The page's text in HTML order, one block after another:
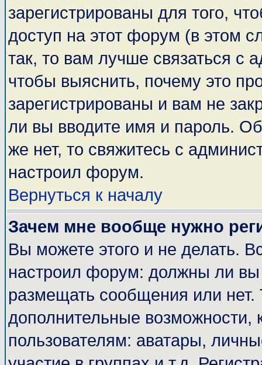
зарегистрированы для того,
доступ на этот форум (в этом
так, то вам лучше связаться с
чтобы выяснить, почему это
зарегистрированы и вам не
ли вы вводите имя и пароль.
же нет, то свяжитесь с
настроил форум.
Вернуться к началу
Зачем мне вообще нужно
Вы можете этого и не делать.
настроил форум: должны ли вы
размещать сообщения или
дополнительные
пользователям: аватары,